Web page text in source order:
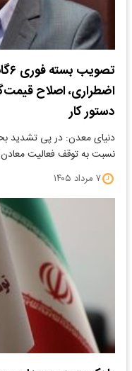
اضطراری، اصلاح
دستور کار
دنیای معدن: در پی تشدید
نسبت به توقف فعالیت
۷ مرداد ۱۴۰۵